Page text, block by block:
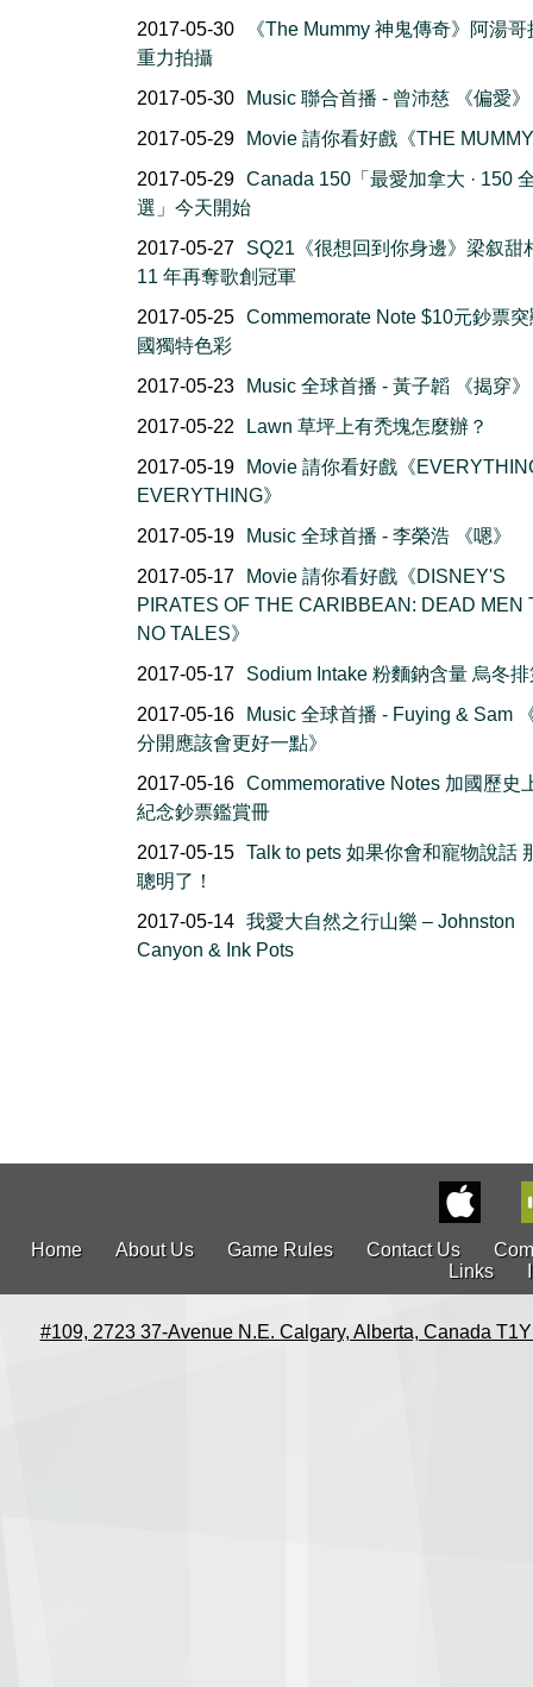
2017-05-30
《The Mummy 神鬼傳奇》阿湯
重力拍攝
2017-05-30
Music 聯合首播 - 曾沛慈 《偏愛》
2017-05-29
Movie 請你看好戲《THE
2017-05-29 Canada 150「最愛加拿大 · 150
選」今天開始
2017-05-27
SQ21《很想回到你身邊》梁叙甜
11 年再奪歌創冠軍
2017-05-25 Commemorate Note $10元鈔票
國獨特色彩
2017-05-23
Music 全球首播 - 黃子韜 《揭穿》
2017-05-22
Lawn 草坪上有禿塊怎麼辦？
2017-05-19
Movie 請你看好戲《
EVERYTHING》
2017-05-19
Music 全球首播 - 李榮浩 《嗯》
2017-05-17
Movie 請你看好戲《DISNEY'S
PIRATES OF THE CARIBBEAN: DEAD MEN
NO TALES》
2017-05-17
Sodium Intake 粉麵鈉含量 烏冬
2017-05-16
Music 全球首播 - Fuying & Sam
分開應該會更好一點》
2017-05-16 Commemorative Notes 加國歷史
紀念鈔票鑑賞冊
2017-05-15 Talk to pets 如果你會和寵物說話
聰明了！
2017-05-14 我愛大自然之行山樂 – Johnston
Canyon & Ink Pots
Home About Us Game Rules Contact Us
Links
#109, 2723 37-Avenue N.E. Calgary, Alberta, Canada